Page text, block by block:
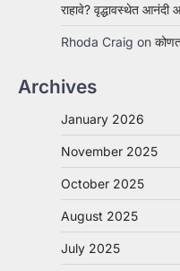
राहावे? वृद्धावस्थेत आनंदी
Rhoda Craig on
Archives
January 2026
November 2025
October 2025
August 2025
July 2025